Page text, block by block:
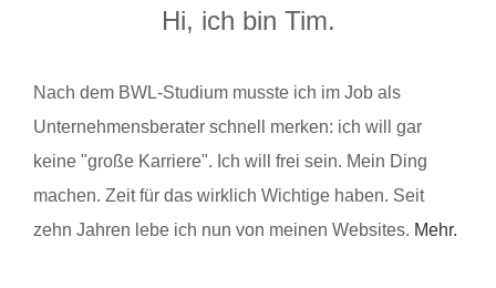
Hi, ich bin Tim.
Nach dem BWL-Studium musste ich im Job als
Unternehmensberater schnell merken: ich will gar
keine "große Karriere". Ich will frei sein. Mein Ding
machen. Zeit für das wirklich Wichtige haben. Seit
zehn Jahren lebe ich nun von meinen Websites. Mehr.